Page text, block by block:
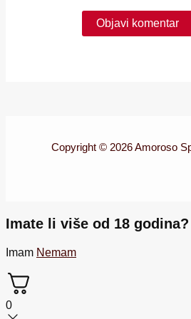
Copyright © 2026 Amoroso
Imate li više od 18 godina?
Imam Nemam
0